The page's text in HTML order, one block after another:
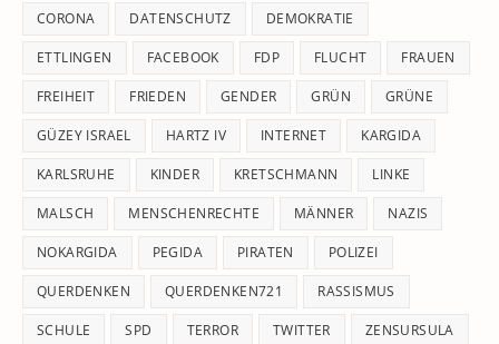
CORONA DATENSCHUTZ DEMOKRATIE
ETTLINGEN FACEBOOK FDP FLUCHT FRAUEN
FREIHEIT FRIEDEN GENDER GRÜN GRÜNE
GÜZEY ISRAEL HARTZ IV INTERNET KARGIDA
KARLSRUHE KINDER KRETSCHMANN LINKE
MALSCH MENSCHENRECHTE MÄNNER NAZIS
NOKARGIDA PEGIDA PIRATEN POLIZEI
QUERDENKEN QUERDENKEN721 RASSISMUS
SCHULE SPD TERROR TWITTER ZENSURSULA